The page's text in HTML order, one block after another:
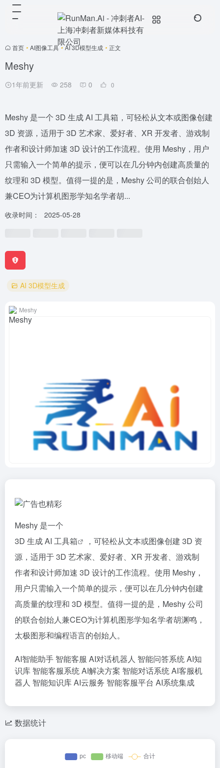
首页 • AI图像工具 • AI 3D模型生成 • 正文
Meshy
1年前更新 258 0 0
Meshy 是一个 3D 生成 AI 工具箱，可轻松从文本或图像创建
3D 资源，适用于 3D 艺术家、爱好者、XR 开发者、游戏制
作者和设计师加速 3D 设计的工作流程。使用 Meshy，用户
只需输入一个简单的提示，便可以在几分钟内创建高质量的
纹理和 3D 模型。值得一提的是，Meshy 公司的联合创始人
兼CEO为计算机图形学知名学者胡...
收录时间： 2025-05-28
AI 3D模型生成
Meshy
Meshy 是一个
3D 生成 AI 工具箱
，可轻松从文本或图像创建 3D 资
源，适用于 3D 艺术家、爱好者、XR 开发者、游戏制
作者和设计师加速 3D 设计的工作流程。使用 Meshy，
用户只需输入一个简单的提示，便可以在几分钟内创建
高质量的纹理和 3D 模型。值得一提的是，Meshy 公司
的联合创始人兼CEO为计算机图形学知名学者胡渊鸣，
太极图形和编程语言的创始人。
AI智能助手 智能客服 AI对话机器人 智能问答系统AI知
识库 智能客服系统AI解决方案 智能对话系统AI客服机
器人 智能知识库AI云服务 智能客服平台 AI系统集成
数据统计